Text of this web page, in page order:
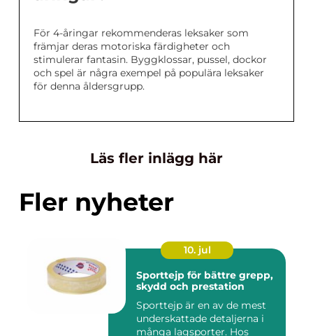
För 4-åringar rekommenderas leksaker som
främjar deras motoriska färdigheter och
stimulerar fantasin. Byggklossar, pussel, dockor
och spel är några exempel på populära leksaker
för denna åldersgrupp.
Läs fler inlägg här
Fler nyheter
10. jul
Sporttejp för bättre grepp,
skydd och prestation
Sporttejp är en av de mest
underskattade detaljerna i
många lagsporter. Hos